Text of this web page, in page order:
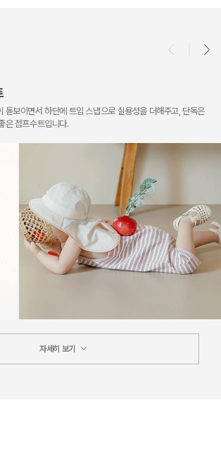
돋보이면서 하단에 트임 스냅으로 실용성을 더해주고, 단독은
은 점프수트입니다.
자세히 보기